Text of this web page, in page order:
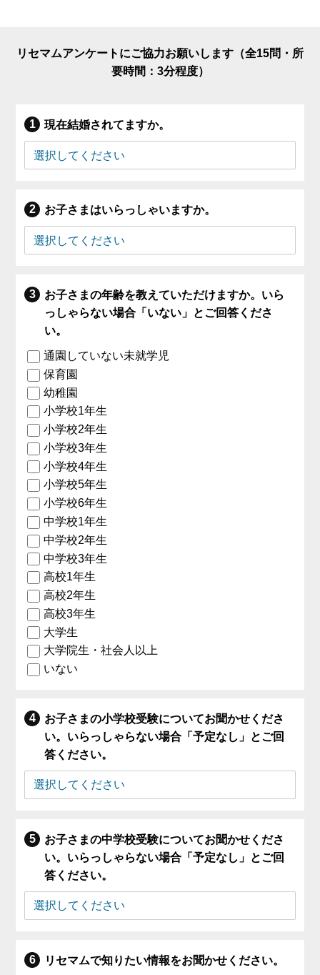
リセマムアンケートにご協力お願いします（全15問・所
要時間：3分程度）
現在結婚されてますか。
お子さまはいらっしゃいますか。
お子さまの年齢を教えていただけますか。いら
っしゃらない場合「いない」とご回答くださ
い。
通園していない未就学児
保育園
幼稚園
小学校1年生
小学校2年生
小学校3年生
小学校4年生
小学校5年生
小学校6年生
中学校1年生
中学校2年生
中学校3年生
高校1年生
高校2年生
高校3年生
大学生
大学院生・社会人以上
いない
お子さまの小学校受験についてお聞かせくださ
い。いらっしゃらない場合「予定なし」とご回
答ください。
お子さまの中学校受験についてお聞かせくださ
い。いらっしゃらない場合「予定なし」とご回
答ください。
リセマムで知りたい情報をお聞かせください。